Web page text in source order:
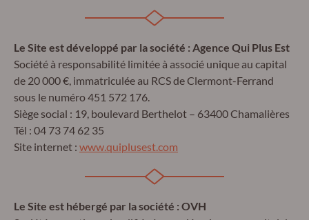
Le Site est développé par la société : Agence Qui Plus Est
Société à responsabilité limitée à associé unique au capital
de 20 000 €, immatriculée au RCS de Clermont-Ferrand
sous le numéro 451 572 176.
Siège social : 19, boulevard Berthelot – 63400 Chamalières
Tél : 04 73 74 62 35
Site internet : www.quiplusest.com
Le Site est hébergé par la société : OVH